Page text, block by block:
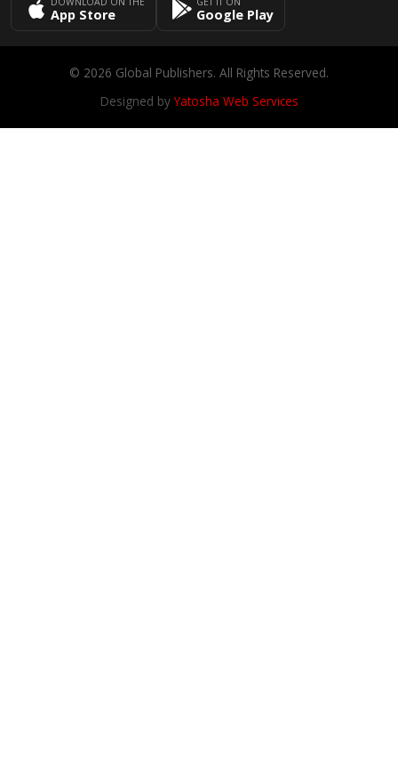
App Store Google Play
© 2026 Global Publishers. All Rights Reserved.
Designed byYatosha Web Services